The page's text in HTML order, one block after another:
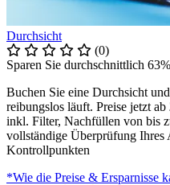
Durchsicht
(0)
Sparen Sie durchschnittlich
Buchen Sie eine Durchsicht
reibungslos läuft. Preise jetzt ab
inkl. Filter, Nachfüllen von bis
vollständige Überprüfung Ihres
Kontrollpunkten
*Wie die Preise & Ersparnisse